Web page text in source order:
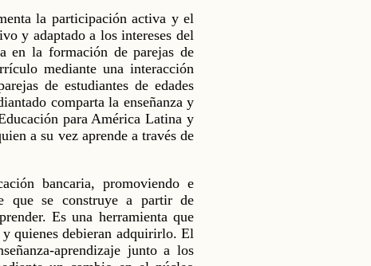
la participación activa y el
y adaptado a los intereses del
en la formación de parejas de
mediante una interacción
de estudiantes de edades
comparta la enseñanza y
para América Latina y
a su vez aprende a través de
bancaria, promoviendo e
que se construye a partir de
Es una herramienta que
quienes debieran adquirirlo. El
aprendizaje junto a los